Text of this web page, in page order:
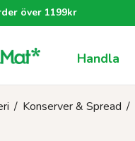
över 1199kr
Handla
/ Konserver & Spread /